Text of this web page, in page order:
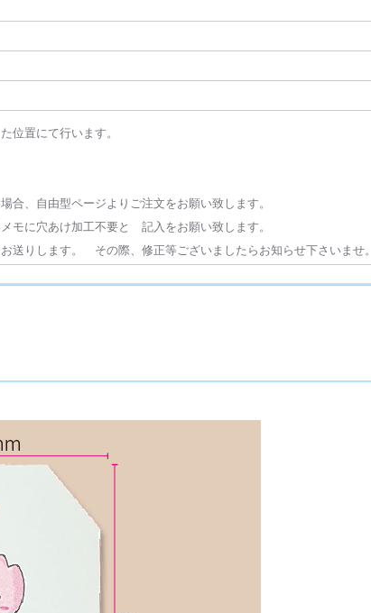
位置にて行います。
、自由型ページよりご注文をお願い致します。
モに穴あけ加工不要と 記入をお願い致します。
送りします。 その際、修正等ございましたらお知らせ下さいませ。